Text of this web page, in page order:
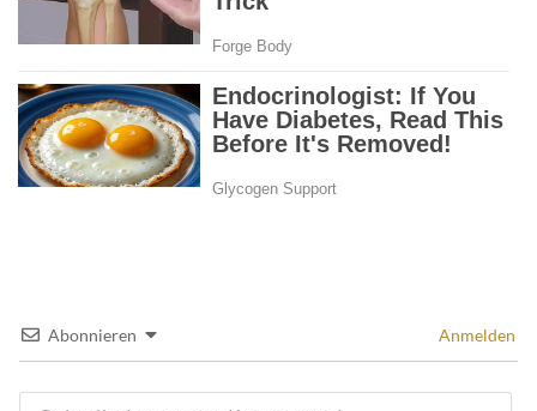
Abonnieren Anmelden